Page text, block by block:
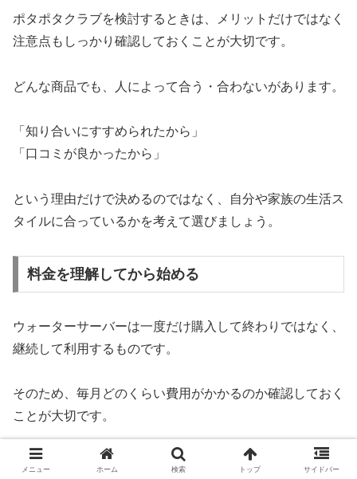
ポタポタクラブを検討するときは、メリットだけではなく
注意点もしっかり確認しておくことが大切です。
どんな商品でも、人によって合う・合わないがあります。
「知り合いにすすめられたから」
「口コミが良かったから」
という理由だけで決めるのではなく、自分や家族の生活ス
タイルに合っているかを考えて選びましょう。
料金を理解してから始める
ウォーターサーバーは一度だけ購入して終わりではなく、
継続して利用するものです。
そのため、毎月どのくらい費用がかかるのか確認しておく
ことが大切です。
例えば、
メニュー ホーム 検索 トップ サイドバー